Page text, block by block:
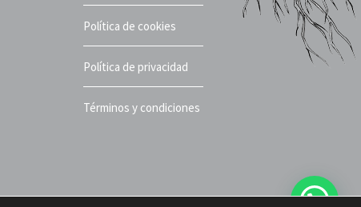
Política de cookies
Política de privacidad
Términos y condiciones